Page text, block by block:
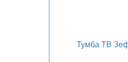
Тумба ТВ